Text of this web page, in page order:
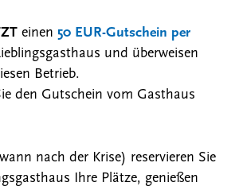
einen 50 EUR-Gutschein per
und überweisen
Betrieb.
den Gutschein vom Gasthaus
nach der Krise) reservieren Sie
Ihre Plätze, genießen